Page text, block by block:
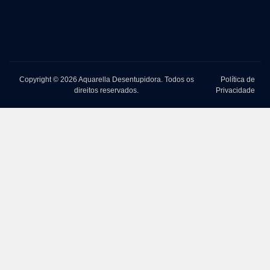
Copyright © 2026 Aquarella Desentupidora. Todos os
direitos reservados.
Política de
Privacidade